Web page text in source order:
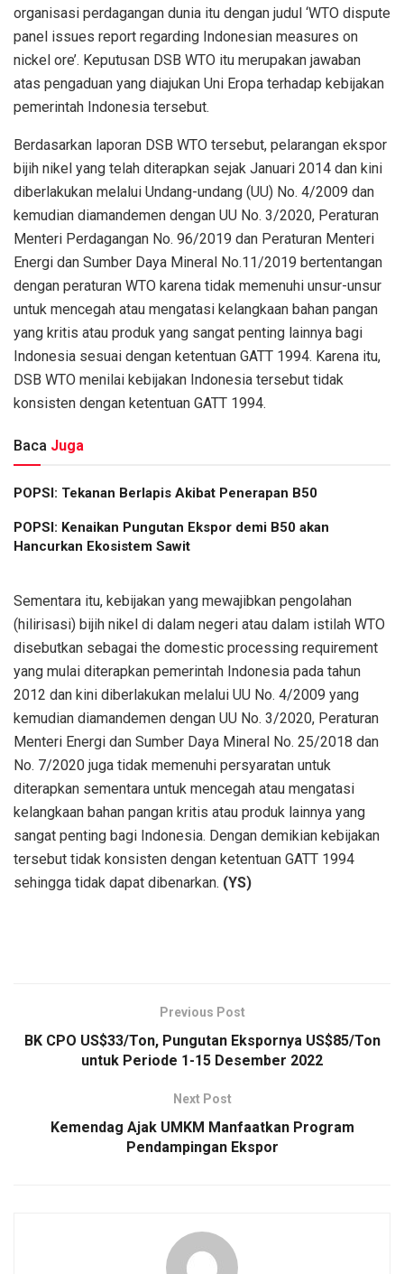
organisasi perdagangan dunia itu dengan judul ‘WTO dispute
panel issues report regarding Indonesian measures on
nickel ore’. Keputusan DSB WTO itu merupakan jawaban
atas pengaduan yang diajukan Uni Eropa terhadap kebijakan
pemerintah Indonesia tersebut.
Berdasarkan laporan DSB WTO tersebut, pelarangan ekspor
bijih nikel yang telah diterapkan sejak Januari 2014 dan kini
diberlakukan melalui Undang-undang (UU) No. 4/2009 dan
kemudian diamandemen dengan UU No. 3/2020, Peraturan
Menteri Perdagangan No. 96/2019 dan Peraturan Menteri
Energi dan Sumber Daya Mineral No.11/2019 bertentangan
dengan peraturan WTO karena tidak memenuhi unsur-unsur
untuk mencegah atau mengatasi kelangkaan bahan pangan
yang kritis atau produk yang sangat penting lainnya bagi
Indonesia sesuai dengan ketentuan GATT 1994. Karena itu,
DSB WTO menilai kebijakan Indonesia tersebut tidak
konsisten dengan ketentuan GATT 1994.
Baca Juga
POPSI: Tekanan Berlapis Akibat Penerapan B50
POPSI: Kenaikan Pungutan Ekspor demi B50 akan
Hancurkan Ekosistem Sawit
Sementara itu, kebijakan yang mewajibkan pengolahan
(hilirisasi) bijih nikel di dalam negeri atau dalam istilah WTO
disebutkan sebagai the domestic processing requirement
yang mulai diterapkan pemerintah Indonesia pada tahun
2012 dan kini diberlakukan melalui UU No. 4/2009 yang
kemudian diamandemen dengan UU No. 3/2020, Peraturan
Menteri Energi dan Sumber Daya Mineral No. 25/2018 dan
No. 7/2020 juga tidak memenuhi persyaratan untuk
diterapkan sementara untuk mencegah atau mengatasi
kelangkaan bahan pangan kritis atau produk lainnya yang
sangat penting bagi Indonesia. Dengan demikian kebijakan
tersebut tidak konsisten dengan ketentuan GATT 1994
sehingga tidak dapat dibenarkan. (YS)
Previous Post
BK CPO US$33/Ton, Pungutan Ekspornya US$85/Ton
untuk Periode 1-15 Desember 2022
Next Post
Kemendag Ajak UMKM Manfaatkan Program
Pendampingan Ekspor